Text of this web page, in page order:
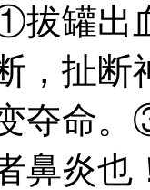
拔罐出
，扯断
夺命
鼻炎